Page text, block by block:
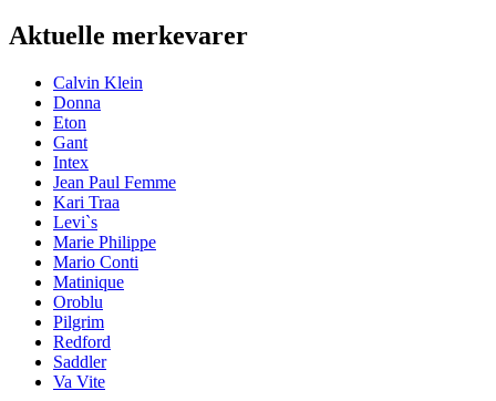
Aktuelle merkevarer
Calvin Klein
Donna
Eton
Gant
Intex
Jean Paul Femme
Kari Traa
Levi`s
Marie Philippe
Mario Conti
Matinique
Oroblu
Pilgrim
Redford
Saddler
Va Vite